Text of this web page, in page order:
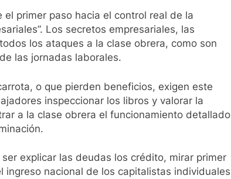
el primer paso hacia el control real de la
Los secretos empresariales, las
los ataques a la clase obrera, como son
las jornadas laborales.
o que pierden beneficios, exigen este
inspeccionar los libros y valorar la
a la clase obrera el funcionamiento detallado
explicar las deudas los crédito, mirar primer
nacional de los capitalistas individuales